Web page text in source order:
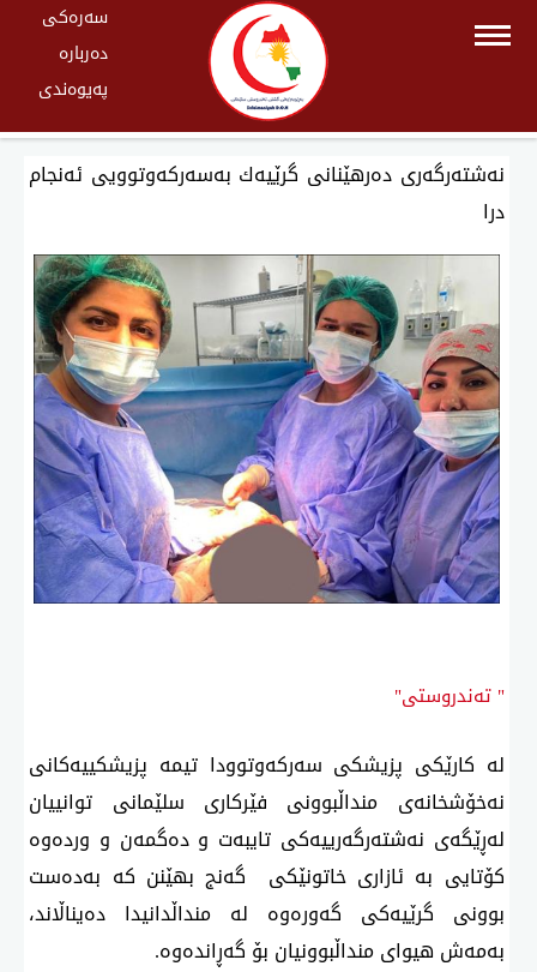
سەرەکی
دەربارە
پەیوەندی
نەشتەرگەری دەرهێنانی گرێیەك بەسەركەوتوویی ئەنجام
درا
" تەندروستی"
لە كارێكی پزیشكی سەركەوتوودا تیمە پزیشكییەكانی
نەخۆشخانەی منداڵبوونی فێركاری سلێمانی توانییان
لەڕێگەی نەشتەرگەرییەكی تایبەت و دەگمەن و وردەوە
كۆتایی بە ئازاری خاتونێكی گەنج بهێنن كە بەدەست
بوونی گرێیەكی گەورەوە لە منداڵدانیدا دەیناڵاند،
بەمەش هیوای منداڵبوونیان بۆ گەڕاندەوە.